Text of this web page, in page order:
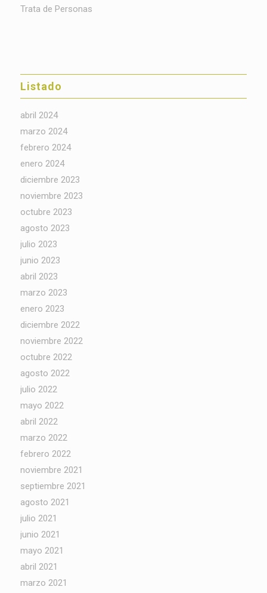
Trata de Personas
Listado
abril 2024
marzo 2024
febrero 2024
enero 2024
diciembre 2023
noviembre 2023
octubre 2023
agosto 2023
julio 2023
junio 2023
abril 2023
marzo 2023
enero 2023
diciembre 2022
noviembre 2022
octubre 2022
agosto 2022
julio 2022
mayo 2022
abril 2022
marzo 2022
febrero 2022
noviembre 2021
septiembre 2021
agosto 2021
julio 2021
junio 2021
mayo 2021
abril 2021
marzo 2021